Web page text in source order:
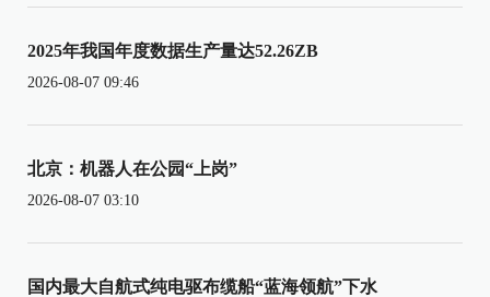
2025年我国年度数据生产量达52.26ZB
2026-08-07 09:46
北京：机器人在公园“上岗”
2026-08-07 03:10
国内最大自航式纯电驱布缆船“蓝海领航”下水